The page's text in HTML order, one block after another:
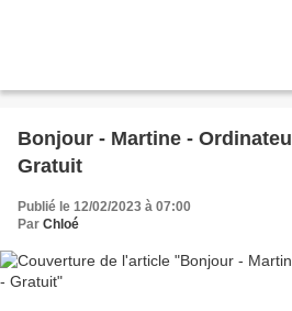
Bonjour - Martine -
Gratuit
Publié le 12/02/2023 à 07:00
Par Chloé